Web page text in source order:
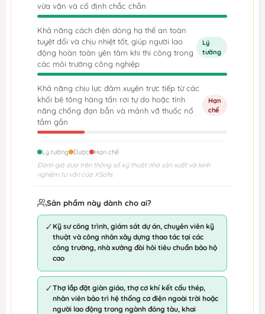
vừa vặn và cố định chắc chắn
Khả năng cách điện dòng hạ thế an toàn
tuyệt đối và chịu nhiệt tốt, giúp người lao
động hoàn toàn yên tâm khi thi công trong
các môi trường công nghiệp
Lý
tưởng
Khả năng chịu lực đâm xuyên trực tiếp từ các
khối bê tông hàng tấn rơi tự do hoặc tính
năng chống đạn bắn và mảnh vỡ thuốc nổ
tầm gần
Hạn
chế
Lý tưởng Được
Hạn chế
Đánh giá dựa trên thông số kỹ thuật nhà sản xuất và kinh
nghiệm tư vấn của XSafe.
Sản phẩm này dành cho ai?
✓ Kỹ sư công trình, giám sát dự án, chuyên viên kỹ
thuật và công nhân xây dựng thao tác tại các
công trường, nhà xưởng đòi hỏi tiêu chuẩn bảo hộ
cao
✓Thợ lắp đặt giàn giáo, thợ cơ khí kết cấu thép,
nhân viên bảo trì hệ thống cơ điện ngoài trời hoặc
người lao động trong ngành đóng tàu, khai